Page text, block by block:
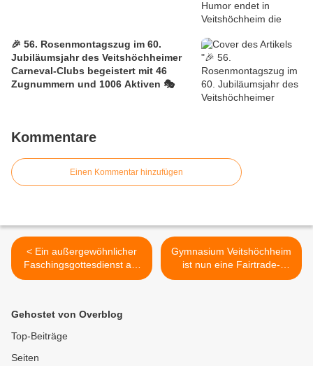
🎉 56. Rosenmontagszug im 60.
Jubiläumsjahr des Veitshöchheimer
Carneval-Clubs begeistert mit 46
Zugnummern und 1006 Aktiven 🎭
Kommentare
Einen Kommentar hinzufügen
< Ein außergewöhnlicher
Faschingsgottesdienst am
11.11. um 11.11 Uhr in der
Gymnasium Veitshöchheim
ist nun eine Fairtrade-
School, die 182. Schule in
Gehostet von Overblog
Top-Beiträge
Seiten